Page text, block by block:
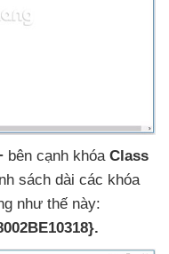
bên cạnh khóa Class
sách dài các khóa
như thế này: